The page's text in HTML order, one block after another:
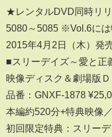
★レンタルDVD同時リ
5080～5085 ※Vol.6に
2015年4月2日（木）発
■スリーデイズ～愛と正
映像ディスク＆劇場版Ｄ
品番：GNXF-1878
本編約520分+特典映像
初回限定特典：スリー